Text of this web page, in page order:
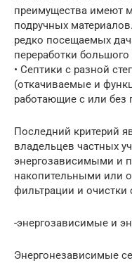
преимущества имеют
подручных
редко посещаемых
переработки
• Септики с разной
(откачиваемые и
работающие с или без
Последний критерий
владельцев частных
энергозависимыми и
накопительными или
фильтрации и очистки
-энергозависимые и
Энергонезависимые